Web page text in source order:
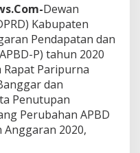
Dewan
Kabupaten
Pendapatan dan
P) tahun 2020
Rapat Paripurna
dan
Penutupan
Perubahan APBD
2020,